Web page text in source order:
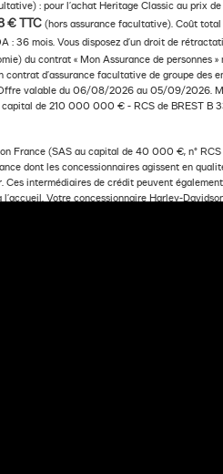
: pour l’achat Heritage Classic au
€ TTC (hors assurance facultative). Coût total
: 36 mois. Vous disposez d’un droit de
du contrat « Mon Assurance de personnes
contrat d’assurance facultative de groupe
valable du 06/08/2026 au 05/09/2026.
de 210 000 000 € - RCS de BREST B
France (SAS au capital de 40 000 €, n°
dont les concessionnaires agissent en
intermédiaires de crédit peuvent
Votre concessionnaire Harley-